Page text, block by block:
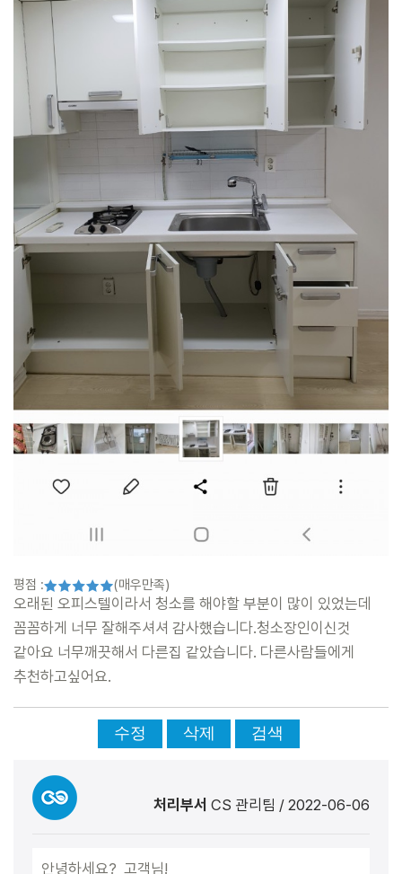
평점 : (매우만족)
오래된 오피스텔이라서 청소를 해야할 부분이 많이 있었는데
꼼꼼하게 너무 잘해주셔셔 감사했습니다.청소장인이신것
같아요 너무깨끗해서 다른집 같았습니다. 다른사람들에게
추천하고싶어요.
수정 삭제 검색
처리부서 CS 관리팀 /2022-06-06
안녕하세요? 고객님!